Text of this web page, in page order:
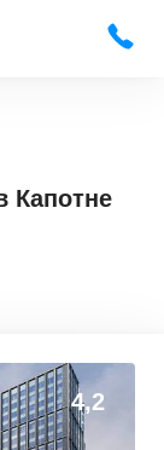
Капотне
4,2